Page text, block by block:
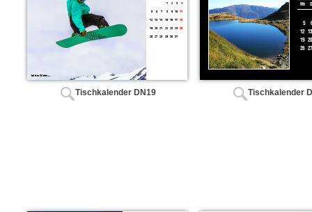
Tischkalender DN19 Tischkalender